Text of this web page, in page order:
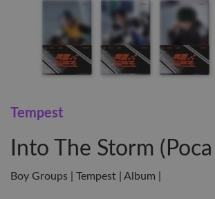
Tempest
Into The Storm
Boy Groups | Tempest | Album |